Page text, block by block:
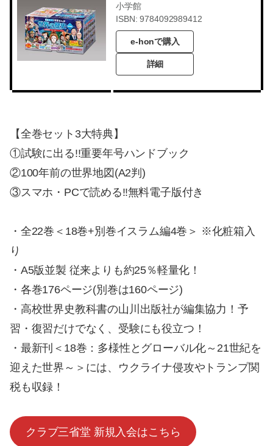
小学館
ISBN: 9784092989412
e-honで購入
詳細
【全巻セット3大特典】
①試験に出る!!重要年号ハンドブック
②100年前の世界地図(A2判)
③スマホ・PCで読める‼無料電子版付き
・全22巻＜18巻+別巻イスラム編4巻＞ ※化粧箱入
り
・A5版並製 従来よりも約25％軽量化！
・各巻176ページ(別巻は160ページ)
・高校世界史教科書の山川出版社が編集協力！予
習・復習だけでなく、受験にも役立つ！
・最新刊＜18巻：多様性とグローバル化～21世紀を
迎えた世界～＞には、ウクライナ侵攻やトランプ関
税も収録！
クラブ三省堂 新規入会はこちら